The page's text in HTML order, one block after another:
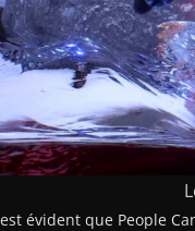
évident que People